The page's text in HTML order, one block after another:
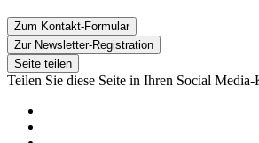
Zum Kontakt-Formular
Zur Newsletter-Registration
Seite teilen
Teilen Sie diese Seite in Ihren Social Media-